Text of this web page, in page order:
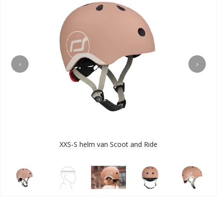
‹ ›
XXS-S helm van Scoot and Ride